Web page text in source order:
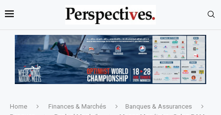
Home Finances & Marchés
Banques & Assurances